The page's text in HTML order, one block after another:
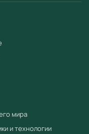
мира
и технологии